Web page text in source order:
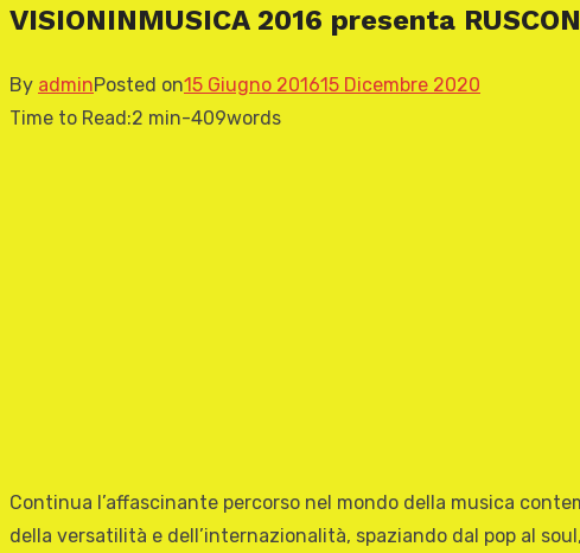
VISIONINMUSICA 2016 presenta
By adminPosted on15 Giugno 201615 Dicembre 2020
Time to Read:2 min-409words
Continua l’affascinante percorso nel mondo della musica
della versatilità e dell’internazionalità, spaziando dal pop al